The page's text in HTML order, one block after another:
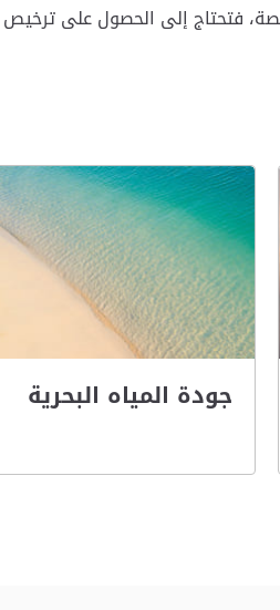
فتحتاج إلى الحصول على ترخيص
جودة المياه البحرية